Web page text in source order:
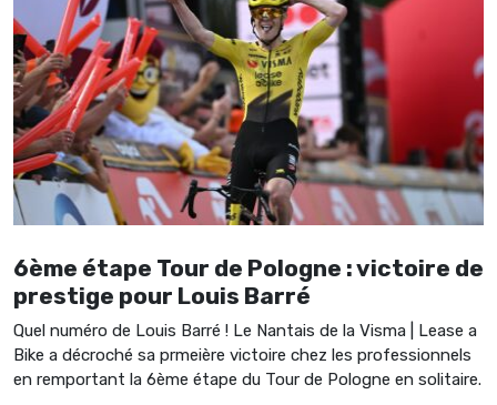
6ème étape Tour de Pologne : victoire de
prestige pour Louis Barré
Quel numéro de Louis Barré ! Le Nantais de la Visma | Lease a
Bike a décroché sa prmeière victoire chez les professionnels
en remportant la 6ème étape du Tour de Pologne en solitaire.